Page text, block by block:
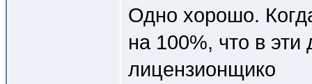
Одно хорошо.
на 100%, что в
лицензионщико